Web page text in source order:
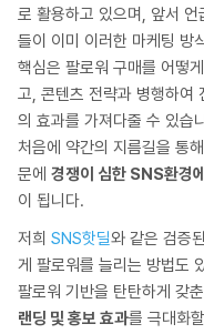
로 활용하고 있으며, 앞서
들이 이미 이러한 마케팅 방
핵심은 팔로워 구매를 어떻
고, 콘텐츠 전략과 병행하여
의 효과를 가져다줄 수 있습
처음에 약간의 지름길을 통
문에 경쟁이 심한 SNS환경
이 됩니다.
저희 SNS핫딜와 같은 검증
게 팔로워를 늘리는 방법도
팔로워 기반을 탄탄하게 갖
랜딩 및 홍보 효과를 극대화